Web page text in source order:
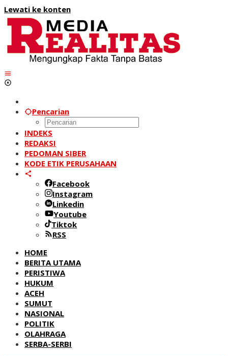
Lewati ke konten
Pencarian
INDEKS
REDAKSI
PEDOMAN SIBER
KODE ETIK PERUSAHAAN
Facebook
Instagram
Linkedin
Youtube
Tiktok
RSS
HOME
BERITA UTAMA
PERISTIWA
HUKUM
ACEH
SUMUT
NASIONAL
POLITIK
OLAHRAGA
SERBA-SERBI